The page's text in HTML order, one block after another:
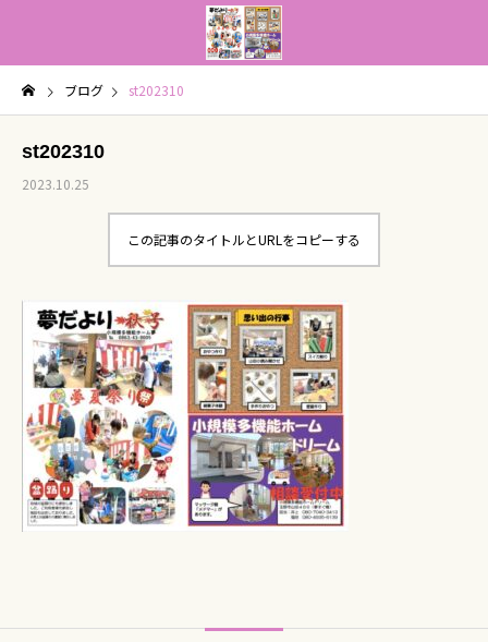
ブログ st202310
st202310
2023.10.25
この記事のタイトルとURLをコピーする